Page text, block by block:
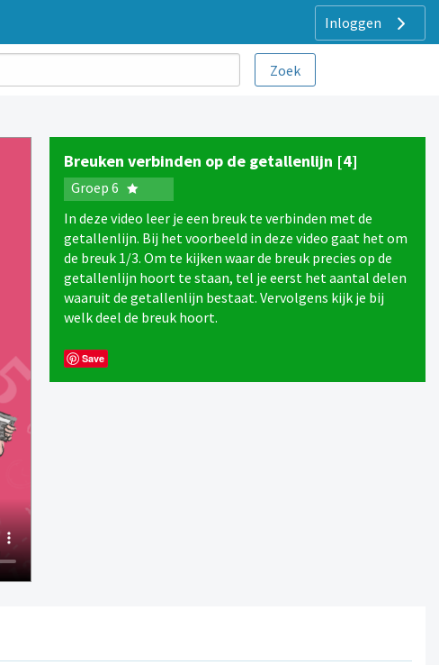
Inloggen
Breuken verbinden op de getallenlijn [4]
Groep 6
In deze video leer je een breuk te verbinden met de
getallenlijn. Bij het voorbeeld in deze video gaat het om
de breuk 1/3. Om te kijken waar de breuk precies op de
getallenlijn hoort te staan, tel je eerst het aantal delen
waaruit de getallenlijn bestaat. Vervolgens kijk je bij
welk deel de breuk hoort.
Save